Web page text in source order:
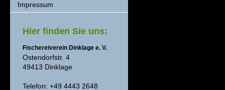
Impressum
Hier finden Sie uns:
Fischereiverein Dinklage e. V.
Ostendorfstr. 4
49413 Dinklage
Telefon: +49 4443 2648